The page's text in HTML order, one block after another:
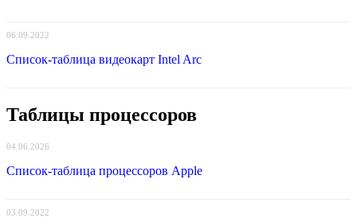
06.09.2022
Список-таблица видеокарт Intel Arc
Таблицы процессоров
04.06.2026
Список-таблица процессоров Apple
03.09.2022